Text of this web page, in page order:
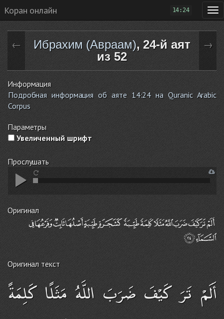
Коран онлайн 14:24
← Ибрахим (Авраам), 24-й аят
из 52
→
Информация
Подробная информация об аяте 14:24 на Quranic Arabic
Corpus
Параметры
Увеличенный шрифт
Прослушать
Оригинал
Оригинал текст
أَلَمْ تَرَ كَيْفَ ضَرَبَ اللَّهُ مَثَلًا كَلِمَةً